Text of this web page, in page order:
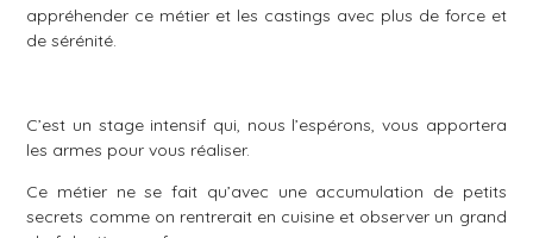
appréhender ce métier et les castings avec plus de force et
de sérénité.
C’est un stage intensif qui, nous l’espérons, vous apportera
les armes pour vous réaliser.
Ce métier ne se fait qu’avec une accumulation de petits
secrets comme on rentrerait en cuisine et observer un grand